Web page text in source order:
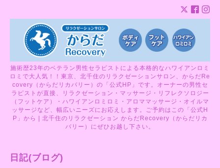
施術歴23年のベテラン男性セラピストによる本格的なハワイアンロミ
ロミで大人気！！東京、北千住のリラクゼーションサロン、からだRe
covery（からだリカバリー）の「公式HP」です。オーナーの男性セ
ラピストが直接、リラクゼーション・マッサージ・リフレクソロジー
（フットケア）・ハワイアンロミロミ・アロママッサージ・オイルマ
ッサージなど、幅広いニーズにお応えします。ご予約はこの「公式H
P」から | 北千住のリラクゼーション からだRecovery（からだリカ
バリー）にぜひお越し下さい。
日記(ブログ)